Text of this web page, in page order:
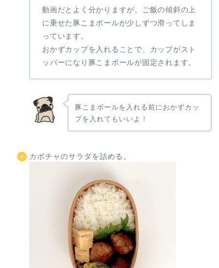
動画だとよく分かりますが、ご飯の傾斜の上
に乗せた豚こまボールが少しずつ滑ってしま
っています。
おかずカップを入れることで、カップがスト
ッパーになり豚こまボールが固定されます。
豚こまボールを入れる前におかずカッ
プを入れてもいいよ！
カボチャのサラダを詰める。